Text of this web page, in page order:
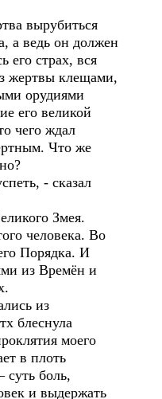
вырубиться
а ведь он должен
его страх, вся
жертвы клещами,
орудиями
его великой
чего ждал
Что же
- сказал
Змея.
человека. Во
Порядка. И
из Времён и
из
блеснула
моего
в плоть
суть боль,
и выдержать